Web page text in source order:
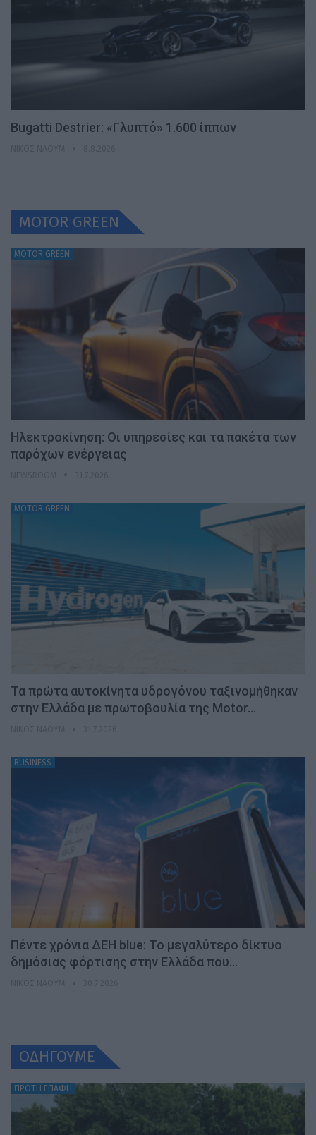
Bugatti Destrier: «Γλυπτό» 1.600 ίππων
MOTOR GREEN
MOTOR GREEN
Ηλεκτροκίνηση: Οι υπηρεσίες και τα πακέτα των
παρόχων ενέργειας
MOTOR GREEN
Τα πρώτα αυτοκίνητα υδρογόνου ταξινομήθηκαν
στην Ελλάδα με πρωτοβουλία της Motor…
BUSINESS
Πέντε χρόνια ΔΕΗ blue: Το μεγαλύτερο δίκτυο
δημόσιας φόρτισης στην Ελλάδα που…
ΟΔΗΓΟΥΜΕ
ΠΡΩΤΗ ΕΠΑΦΗ